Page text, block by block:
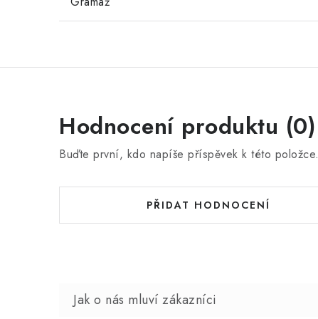
Hodnocení produktu (0)
Buďte první, kdo napíše příspěvek k této položce.
PŘIDAT HODNOCENÍ